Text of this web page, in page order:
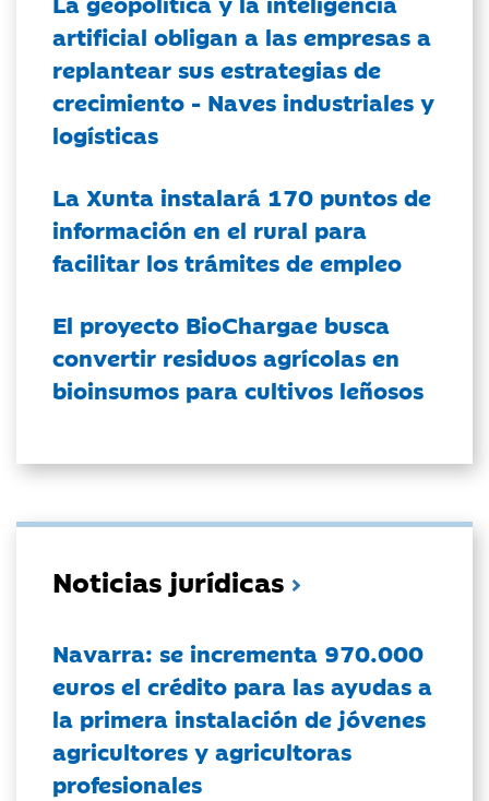
artificial obligan a las empresas a
replantear sus estrategias de
crecimiento - Naves industriales y
logísticas
La Xunta instalará 170 puntos de
información en el rural para
facilitar los trámites de empleo
El proyecto BioChargae busca
convertir residuos agrícolas en
bioinsumos para cultivos leñosos
Noticias jurídicas
Navarra: se incrementa 970.000
euros el crédito para las ayudas a
la primera instalación de jóvenes
agricultores y agricultoras
profesionales